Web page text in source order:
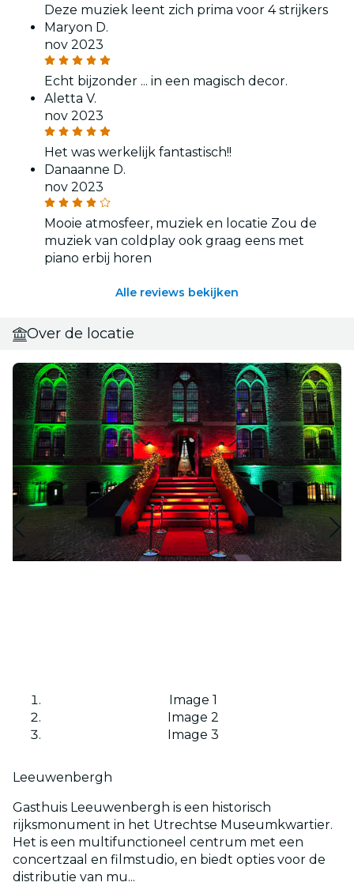
Deze muziek leent zich prima voor 4 strijkers
Maryon D.
nov 2023
Echt bijzonder ... in een magisch decor.
Aletta V.
nov 2023
Het was werkelijk fantastisch!!
Danaanne D.
nov 2023
Mooie atmosfeer, muziek en locatie Zou de
muziek van coldplay ook graag eens met
piano erbij horen
Alle reviews bekijken
Over de locatie
Image 1
Image 2
Image 3
Leeuwenbergh
Gasthuis Leeuwenbergh is een historisch
rijksmonument in het Utrechtse Museumkwartier.
Het is een multifunctioneel centrum met een
concertzaal en filmstudio, en biedt opties voor de
distributie van mu...